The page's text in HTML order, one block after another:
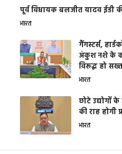
पूर्व विधायक बलजीत यादव ईडी
भारत
गैंगस्टर्स,
अंकुश नशे के
विरूद्ध हो
भारत
छोटे उद्योगों
की राह होगी
भारत